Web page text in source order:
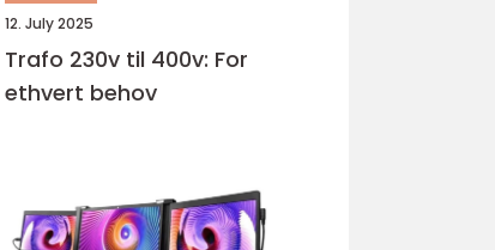
12. July 2025
Trafo 230v til 400v: For
ethvert behov